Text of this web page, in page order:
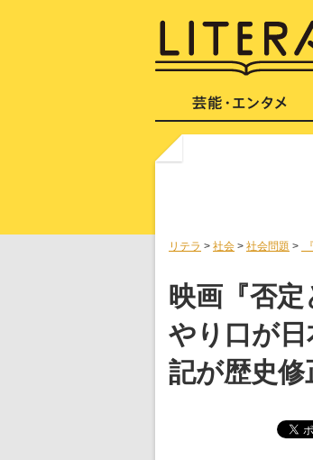
リテラ > 社会 > 社会問題 >
映画『否
やり口が
記が歴史